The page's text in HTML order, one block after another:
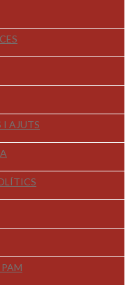
I AJUTS